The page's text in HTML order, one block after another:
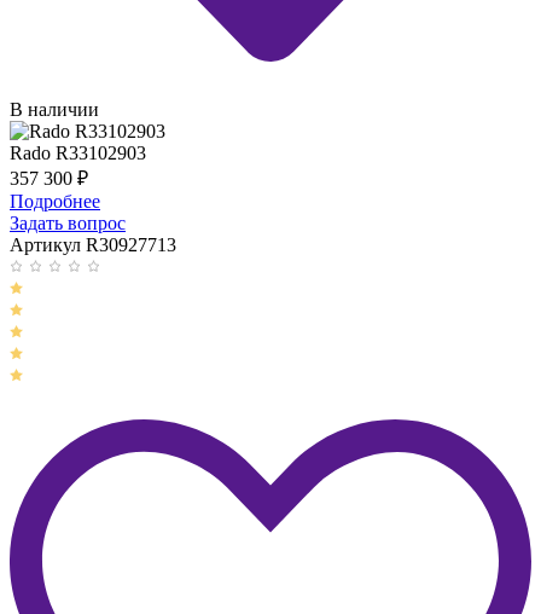
В наличии
Rado R33102903
357 300 ₽
Подробнее
Задать вопрос
Артикул R30927713